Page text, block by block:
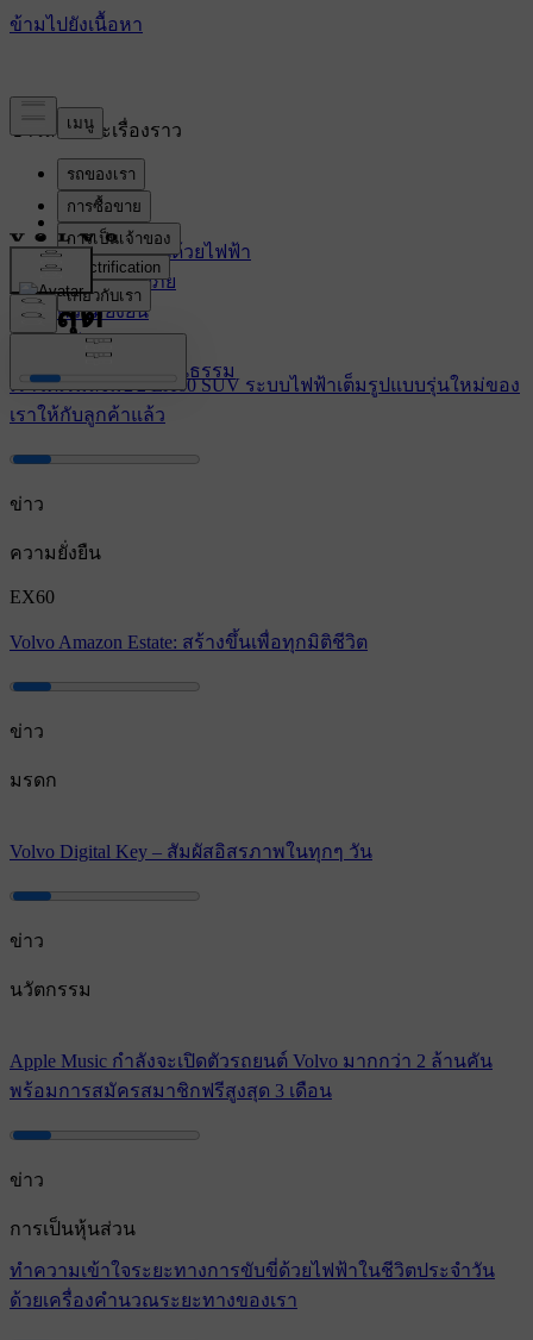
ข่าวสารและเรื่องราว
ล่าสุด
การขับเคลื่อนด้วยไฟฟ้า
ความปลอดภัย
ความยั่งยืน
นวัตกรรม
องค์กรและวัฒนธรรม
ล่าสุด
เราได้เริ่มส่งมอบ EX60 SUV ระบบไฟฟ้าเต็มรูปแบบรุ่นใหม่ของ
เราให้กับลูกค้าแล้ว
ข่าว
ความยั่งยืน
EX60
Volvo Amazon Estate: สร้างขึ้นเพื่อทุกมิติชีวิต
ข่าว
มรดก
Volvo Digital Key – สัมผัสอิสรภาพในทุกๆ วัน
ข่าว
นวัตกรรม
Apple Music กําลังจะเปิดตัวรถยนต์ Volvo มากกว่า 2 ล้านคัน
พร้อมการสมัครสมาชิกฟรีสูงสุด 3 เดือน
ข่าว
การเป็นหุ้นส่วน
ทําความเข้าใจระยะทางการขับขี่ด้วยไฟฟ้าในชีวิตประจำวัน
ด้วยเครื่องคํานวณระยะทางของเรา